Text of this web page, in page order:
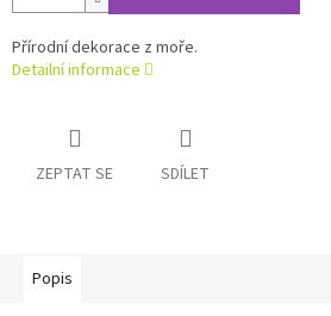
Přírodní dekorace z moře.
Detailní informace
ZEPTAT SE SDÍLET
Popis